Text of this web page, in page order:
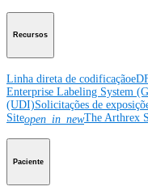
Recursos
Linha direta de codificação
Enterprise Labeling System
(UDI)Solicitações de
Siteopen_in_newThe Arthrex
Paciente